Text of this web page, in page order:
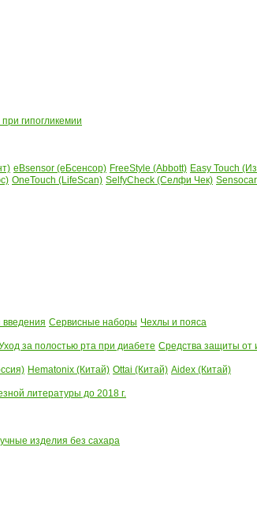
гипогликемии
eBsensor (еБсенсор) FreeStyle (Abbott) Easy Touch
OneTouch (LifeScan) SelfyCheck (Селфи Чек)
введения Сервисные наборы Чехлы и пояса
за полостью рта при диабете Средства защиты от
Hematonix (Китай) Ottai (Китай) Aidex (Китай)
литературы до 2018 г.
изделия без сахара